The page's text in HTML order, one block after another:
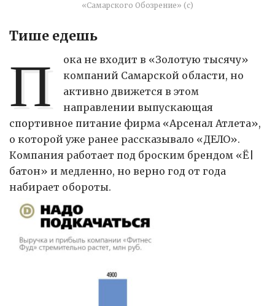
«Самарского Обозрение» (с)
Тише едешь
П
ока не входит в «Золотую тысячу»
компаний Самарской области, но
активно движется в этом
направлении выпускающая
спортивное питание фирма «Арсенал Атлета»,
о которой уже ранее рассказывало «ДЕЛО».
Компания работает под броским брендом «Ё|
батон» и медленно, но верно год от года
набирает обороты.